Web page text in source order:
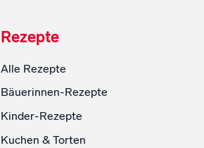
Rezepte
Alle Rezepte
Bäuerinnen-Rezepte
Kinder-Rezepte
Kuchen & Torten